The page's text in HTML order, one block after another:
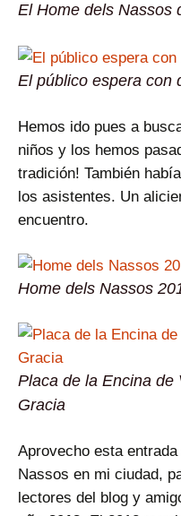
El Home dels Nassos
El público espera con
Hemos ido pues a
niños y los hemos
tradición! También
los asistentes. Un
encuentro.
Home dels Nassos
Placa de la Encina de
Gracia
Aprovecho esta
Nassos en mi ciudad,
lectores del blog y